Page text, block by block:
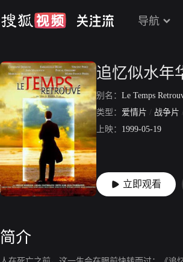
导航
追忆似水年
别名： Le Temps
类型： 爱情片 / 战争片
上映： 1999-05-19
立即观看
简介